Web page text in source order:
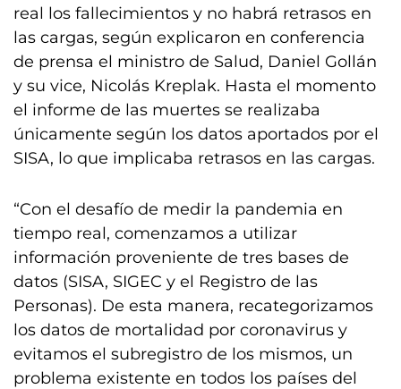
real los fallecimientos y no habrá retrasos en
las cargas, según explicaron en conferencia
de prensa el ministro de Salud, Daniel Gollán
y su vice, Nicolás Kreplak. Hasta el momento
el informe de las muertes se realizaba
únicamente según los datos aportados por el
SISA, lo que implicaba retrasos en las cargas.
“Con el desafío de medir la pandemia en
tiempo real, comenzamos a utilizar
información proveniente de tres bases de
datos (SISA, SIGEC y el Registro de las
Personas). De esta manera, recategorizamos
los datos de mortalidad por coronavirus y
evitamos el subregistro de los mismos, un
problema existente en todos los países del